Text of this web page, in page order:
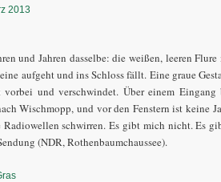
2013
und Jahren dasselbe: die weißen, leeren
aufgeht und ins Schloss fällt. Eine graue
vorbei und verschwindet. Über einem
Wischmopp, und vor den Fenstern ist keine
Radiowellen schwirren. Es gibt mich nicht. Es
(NDR, Rothenbaumchaussee).